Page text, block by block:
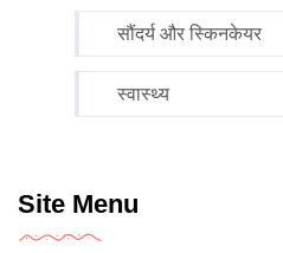
सौंदर्य और स्किनकेयर
स्वास्थ्य
Site Menu